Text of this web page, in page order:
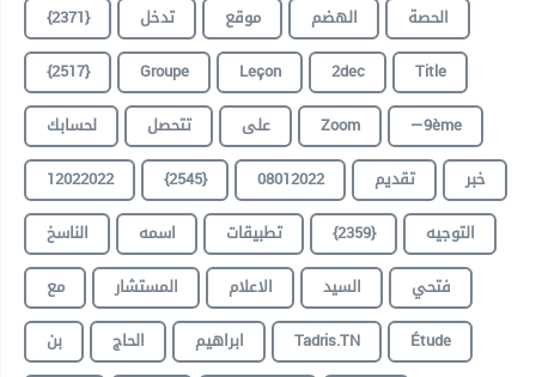
{2371}
تدخل موقع الهضم
الحصة
{2517}
Groupe Leçon 2dec
Title
لحسابك
تتحصل على Zoom
—9ème
12022022
{2545} 08012022 تقديم
خبر
الناسخ
اسمه تطبيقات {2359}
التوجيه
مع
المستشار الاعلام السيد
فتحي
بن
الحاج ابراهيم Tadris.TN
Étude